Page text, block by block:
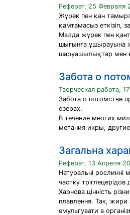
Реферат, 25 Февраля
Жүрек пен қан
қамтамасыз еткізіп,
Малда жүрек пен
шығынға ұшырауына
шаруашылықтар мен
Забота о
Творческая работа,
Забота о потомстве
озерах.
В течение многих
метания икры,
Загальна
Реферат, 13 Апреля
Натуральні рослинні
частку
Харчова цінність
плавлення. Так, жири
емульгувати в